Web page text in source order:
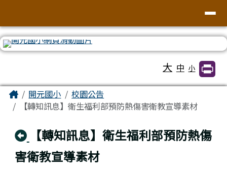
臺南市北區開元國民小學全球資訊網
大 中 小
主內容區域
Home開元國小
校園公告
【轉知訊息】衛生福利部預防熱傷害衛教宣導素材
回上頁
【轉知訊息】衛生福利部預防熱傷
害衛教宣導素材
頁尾區域